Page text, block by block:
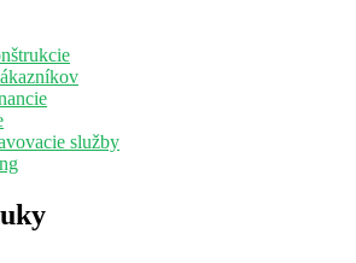
služby